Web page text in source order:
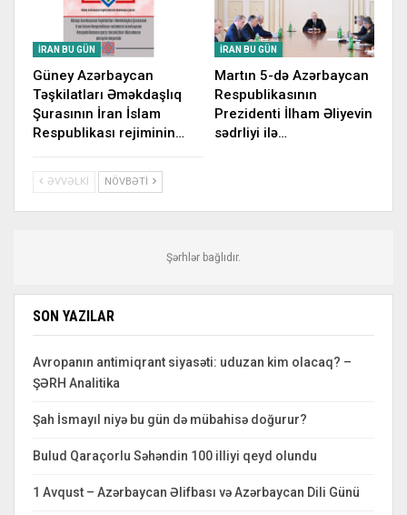
İRAN BU GÜN
Güney Azərbaycan
Təşkilatları Əməkdaşlıq
Şurasının İran İslam
Respublikası rejiminin…
İRAN BU GÜN
Martın 5-də Azərbaycan
Respublikasının
Prezidenti İlham Əliyevin
sədrliyi ilə…
ƏVVƏLKI NÖVBƏTI
Şərhlər bağlıdır.
SON YAZILAR
Avropanın antimiqrant siyasəti: uduzan kim olacaq? –
ŞƏRH Analitika
Şah İsmayıl niyə bu gün də mübahisə doğurur?
Bulud Qaraçorlu Səhəndin 100 illiyi qeyd olundu
1 Avqust – Azərbaycan Əlifbası və Azərbaycan Dili Günü